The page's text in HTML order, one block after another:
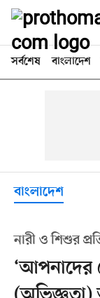
সর্বশেষ বাংলাদেশ
বাংলাদেশ
নারী ও শিশুর
‘আপনাদের